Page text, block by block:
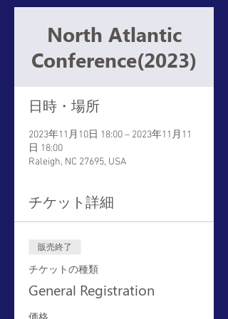
North Atlantic
Conference(2023)
日時・場所
2023年11月10日 18:00 – 2023年11月11
日 18:00
Raleigh, NC 27695, USA
チケット詳細
販売終了
チケットの種類
General Registration